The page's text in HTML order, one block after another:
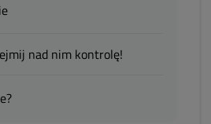
nad nim kontrolę!